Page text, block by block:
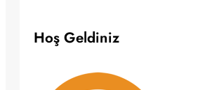
Hoş Geldiniz